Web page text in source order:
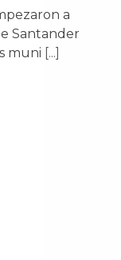
a
Santander
muni [...]